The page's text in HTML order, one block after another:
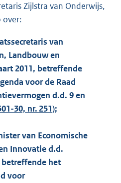
Zijlstra van Onderwijs,
over:
van
Landbouw en
2011, betreffende
voor de Raad
d.d. 9 en
30, nr. 251);
van Economische
Innovatie d.d.
betreffende het
voor